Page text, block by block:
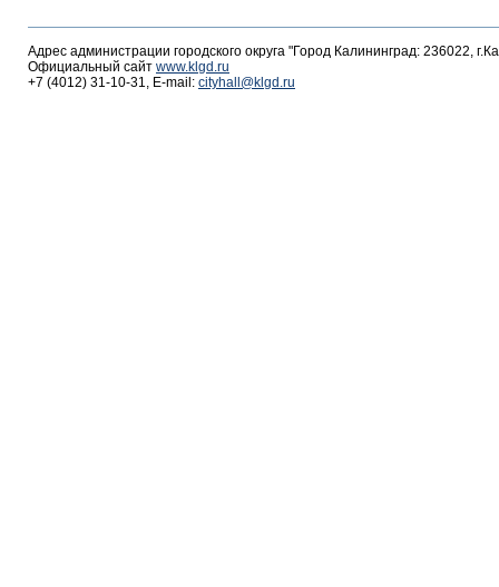
Адрес администрации городского округа "Город Калининград: 236022,
Официальный сайт www.klgd.ru
+7 (4012) 31-10-31, E-mail: cityhall@klgd.ru